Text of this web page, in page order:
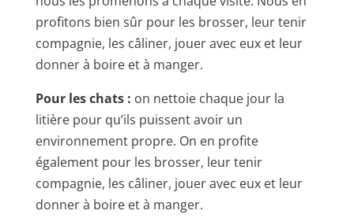
profitons bien sûr pour les brosser, leur tenir
compagnie, les câliner, jouer avec eux et leur
donner à boire et à manger.
Pour les chats : on nettoie chaque jour la
litière pour qu’ils puissent avoir un
environnement propre. On en profite
également pour les brosser, leur tenir
compagnie, les câliner, jouer avec eux et leur
donner à boire et à manger.